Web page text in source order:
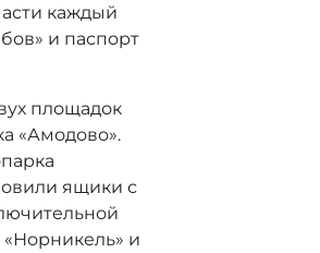
каждый
и паспорт
площадок
«Амодово».
ящики с
и